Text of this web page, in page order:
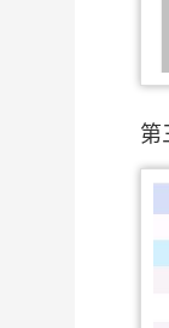
第